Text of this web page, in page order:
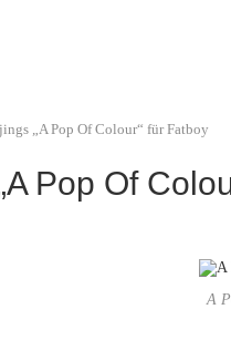
„A Pop Of Colour“ für Fatboy
Pop Of
A